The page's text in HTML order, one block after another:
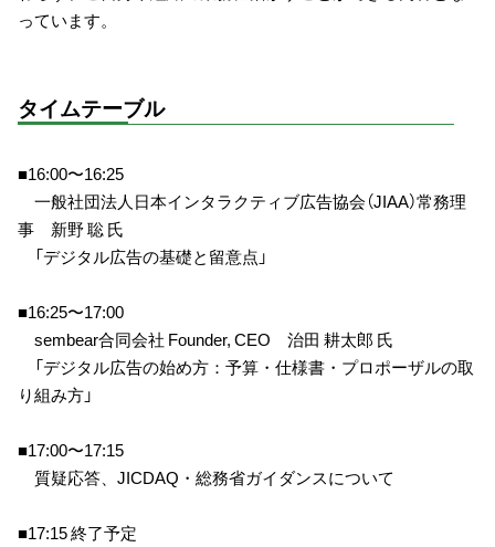
っています。
タイムテーブル
■16:00〜16:25
一般社団法人日本インタラクティブ広告協会（JIAA）常務理
事 新野 聡 氏
「デジタル広告の基礎と留意点」
■16:25〜17:00
sembear合同会社 Founder, CEO 治田 耕太郎 氏
「デジタル広告の始め方：予算・仕様書・プロポーザルの取
り組み方」
■17:00〜17:15
質疑応答、JICDAQ・総務省ガイダンスについて
■17:15 終了予定